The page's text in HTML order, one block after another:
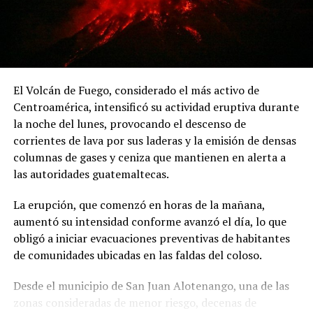
Por su parte, Hernández estimó que por cada punto
porcentual del PIB que el Estado deja de recaudar se
pierden aproximadamente 900 millones de dólares en
ingresos fiscales. Bajo esa estimación, la reducción de
cerca de cinco puntos porcentuales en la capacidad
recaudatoria durante los últimos 15 años representaría
pérdidas cercanas a 4,500 millones de dólares anuales
para las finanzas públicas.
inconstitucionalidad contra el proyecto del reservorio
de Río Indio, las cuales no fueron admitidas por la Corte
Suprema.
ADVERTISEMENT
El jurista también informó que la organización solicitó a
la Comisión Interamericana de Derechos Humanos
(CIDH) la adopción de medidas cautelares en favor de las
comunidades que serían desplazadas por la
construcción del embalse.
El decreto ejecutivo, vigente desde el 21 de julio,
prohíbe desde el 30 de julio nuevas inhumaciones en el
El Volcán de Fuego, considerado el más activo de
Centroamérica, intensificó su actividad eruptiva durante
la noche del lunes, provocando el descenso de
corrientes de lava por sus laderas y la emisión de densas
columnas de gases y ceniza que mantienen en alerta a
las autoridades guatemaltecas.
La erupción, que comenzó en horas de la mañana,
aumentó su intensidad conforme avanzó el día, lo que
obligó a iniciar evacuaciones preventivas de habitantes
de comunidades ubicadas en las faldas del coloso.
Desde el municipio de San Juan Alotenango, una de las
zonas consideradas de menor riesgo, decenas de